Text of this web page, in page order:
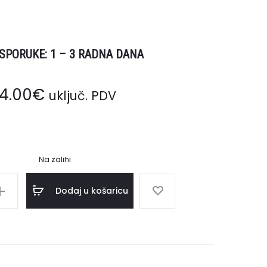
1 – 3 RADNA DANA
€ uključ. PDV
Na zalihi
Dodaj u košaricu